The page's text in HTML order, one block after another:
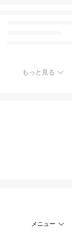
もっと見る
メニュー